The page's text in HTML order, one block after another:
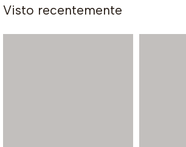
Visto recentemente